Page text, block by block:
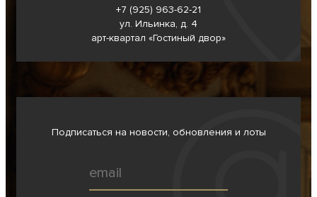
+7 (925) 963-62-21
ул. Ильинка, д. 4
арт-квартал «Гостиный двор»
Подписаться на новости, обновления и лоты